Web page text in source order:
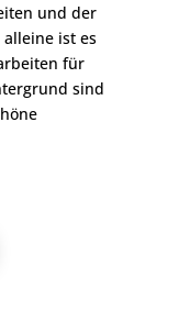
und der
ist es
für
sind